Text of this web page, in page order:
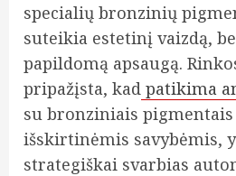
specialių bronzinių
suteikia estetinį vaizdą,
papildomą apsaugą.
pripažįsta, kad patikima
su bronziniais
išskirtinėmis savybėmis,
strategiškai svarbias